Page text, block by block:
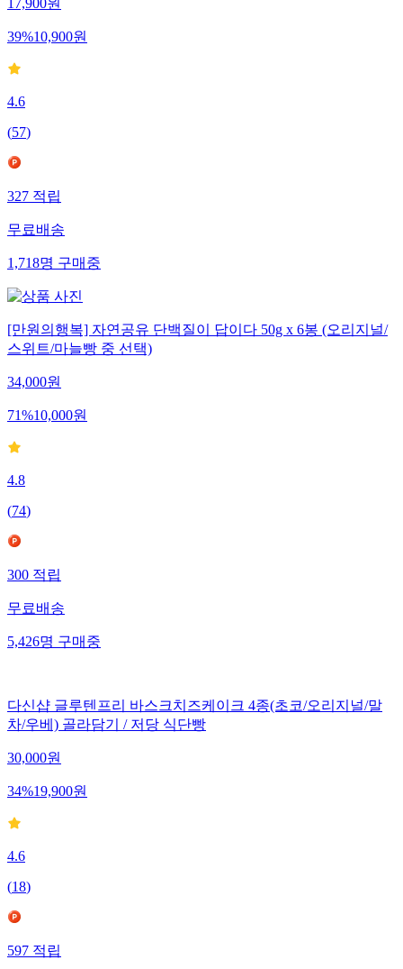
17,900원
39%10,900원
4.6
(57)
327적립
무료배송
1,718명구매중
[만원의행복] 자연공유 단백질이 답이다 50g x 6봉 (오리지널/
스위트/마늘빵 중 선택)
34,000원
71%10,000원
4.8
(74)
300적립
무료배송
5,426명구매중
다신샵 글루텐프리 바스크치즈케이크 4종(초코/오리지널/말
차/우베) 골라담기 / 저당 식단빵
30,000원
34%19,900원
4.6
(18)
597적립